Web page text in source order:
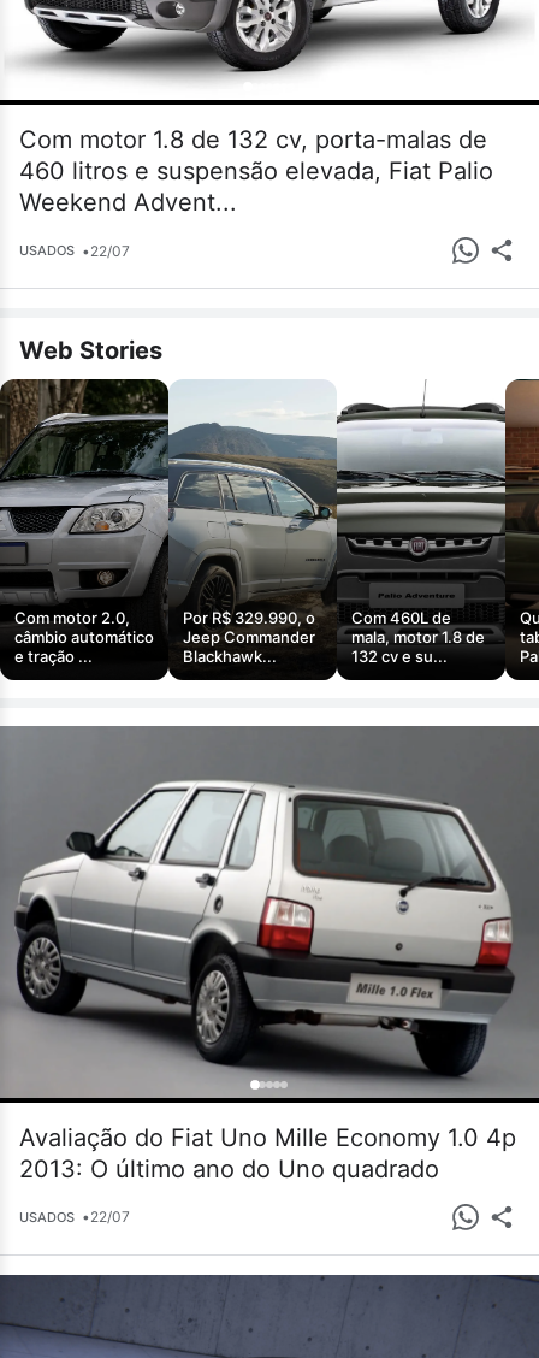
Com motor 1.8 de 132 cv, porta-malas de
460 litros e suspensão elevada, Fiat Palio
Weekend Advent...
USADOS •22/07
Web Stories
Com motor 2.0,
câmbio automático
e tração ...
Por R$ 329.990, o
Jeep Commander
Blackhawk...
Com 460L de
mala, motor 1.8 de
132 cv e su...
Avaliação do Fiat Uno Mille Economy 1.0 4p
2013: O último ano do Uno quadrado
USADOS •22/07